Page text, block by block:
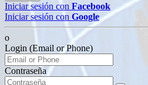
Iniciar sesión con Facebook
Iniciar sesión con Google
o
Login (Email or Phone)
Contraseña